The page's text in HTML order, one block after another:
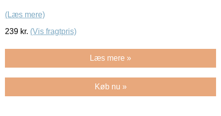
(Læs mere)
239 kr. (Vis fragtpris)
Læs mere »
Køb nu »